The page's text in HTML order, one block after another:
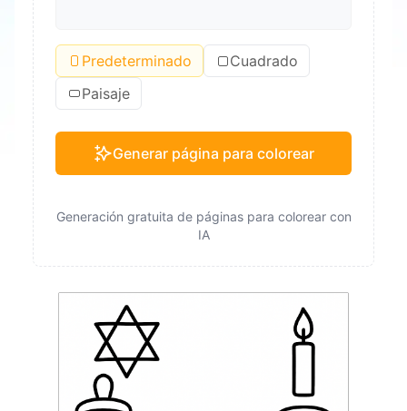
Predeterminado
Cuadrado
Paisaje
Generar página para colorear
Generación gratuita de páginas para colorear con
IA